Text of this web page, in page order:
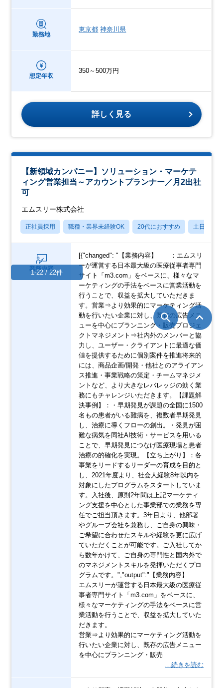
勤務地
東京都 神奈川県
想定年収
350～500万円
詳しく見る
【新領域カンパニー】ソリューション・マーケテ
ィング営業担当～アカウントプランナー／月2出社
可
エムスリー株式会社
正社員採用 職種・業界未経験OK 20代におすすめ 土日祝休み
業務内容
[{"changed": "【業務内容】 ：エムスリ
ーが運営する日本最大級の医療従事者専門
サイト「m3.com」をベースに、様々なマ
ーケティングの手法をベースに営業活動を
行うことで、収益を拡大していただきま
す。営業⇒より効果的にマーケティング活
動を行いたい企業に対し、既存の広告メニ
ューを中心にプランニング・販売プロジェ
クトマネジメント⇒社内外のメンバーと協
力し、ユーザー・クライアントに最適な価
値を提供するために個別案件を推進将来的
には、商品企画/開発・他社とのアライアン
ス推進・事業戦略の策定・チームマネジメ
ントなど、より大きなレバレッジの効く業
務にもチャレンジいただきます。【課題解
決事例】：・早期発見が課題の全国に1500
名もの患者がいる難病を、複数者早期発見
し、治療に導くフローの創出。・発見が困
難な病気を同社AI技術・サービスを用いる
ことで、早期発見につなげ医療現場と患者
治療の的確化を実現。【立ち上がり】：各
事業をリードするリーダーの育成を目的と
し、2021年度より、社会人経験8年以内を
対象にしたプログラムをスタートしていま
す。入社後、原則2年間は上記マーケティ
ング支援を中心とした事業部での業務を専
任でご担当頂きます。3年目より、他部署
やグループ会社を兼務し、ご自身の興味・
ご希望に合わせたスキルや経験を更に広げ
ていただくことが可能です。ご入社してか
ら数年かけて、ご自身の専門性と国内外で
のマネジメントスキルを発揮いただくプロ
グラムです。","output":"【業務内容】
エムスリーが運営する日本最大級の医療従
事者専門サイト「m3.com」をベースに、
様々なマーケティングの手法をベースに営
業活動を行うことで、収益を拡大していた
だきます。
営業⇒より効果的にマーケティング活動を
行いたい企業に対し、既存の広告メニュー
を中心にプランニング・販売
…続きを読む
1-22 / 22件